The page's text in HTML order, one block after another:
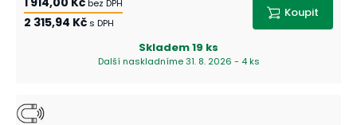
bez DPH
2 315,94 Kč s DPH
Koupit
Skladem19 ks
Další naskladníme 31. 8. 2026 - 4 ks